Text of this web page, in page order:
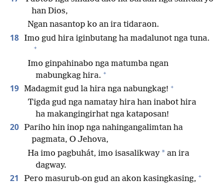
han Dios,
Ngan nasantop ko an ira tidaraon.
18 Imo gud hira iginbutang ha madalunot nga tuna.
+
Imo ginpahinabo nga matumba ngan
mabungkag hira. +
19 Madagmit gud la hira nga nabungkag! +
Tigda gud nga namatay hira han inabot hira
ha makangingirhat nga kataposan!
20 Pariho hin inop nga nahingangalimtan ha
pagmata, O Jehova,
Ha imo pagbuhát, imo isasalikway * an ira
dagway.
21 Pero masurub-on gud an akon kasingkasing, +